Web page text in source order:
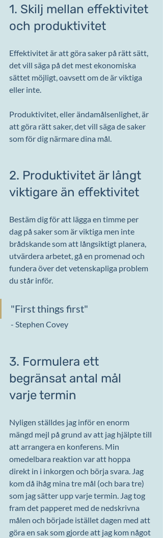
1. Skilj mellan effektivitet
och produktivitet
Effektivitet är att göra saker på rätt sätt,
det vill säga på det mest ekonomiska
sättet möjligt, oavsett om de är viktiga
eller inte.
Produktivitet, eller ändamålsenlighet, är
att göra rätt saker, det vill säga de saker
som för dig närmare dina mål.
2. Produktivitet är långt
viktigare än effektivitet
Bestäm dig för att lägga en timme per
dag på saker som är viktiga men inte
brådskande som att långsiktigt planera,
utvärdera arbetet, gå en promenad och
fundera över det vetenskapliga problem
du står inför.
"First things first"
- Stephen Covey
3. Formulera ett
begränsat antal mål
varje termin
Nyligen ställdes jag inför en enorm
mängd mejl på grund av att jag hjälpte till
att arrangera en konferens. Min
omedelbara reaktion var att hoppa
direkt in i inkorgen och börja svara. Jag
kom då ihåg mina tre mål (och bara tre)
som jag sätter upp varje termin. Jag tog
fram det papperet med de nedskrivna
målen och började istället dagen med att
göra en sak som gjorde att jag kom något